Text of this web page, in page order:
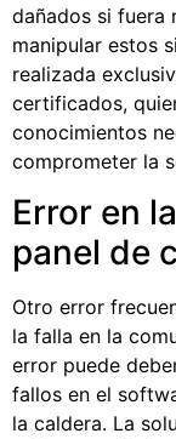
dañados si fuera
manipular estos
realizada
certificados,
conocimientos
comprometer la
Error en
panel de
Otro error
la falla en la
error puede
fallos en el
la caldera. La